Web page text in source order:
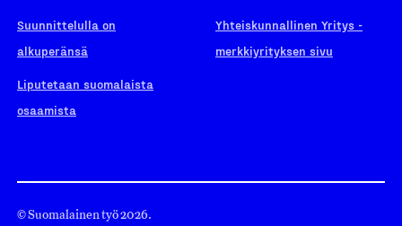
Suunnittelulla on
alkuperänsä
Liputetaan suomalaista
osaamista
Yhteiskunnallinen Yritys -
merkkiyrityksen sivu
© Suomalainen työ 2026.